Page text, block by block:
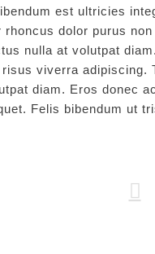
est ultricies
dolor purus
nulla at volutpat
viverra adipiscing.
diam. Eros donec
Felis bibendum ut